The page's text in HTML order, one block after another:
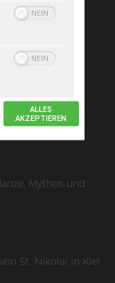
Mythos und
St. Nikolai in Kiel
ALLES
AKZEPTIEREN